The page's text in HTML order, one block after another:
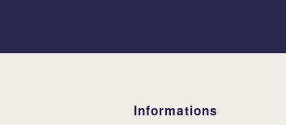
Informations